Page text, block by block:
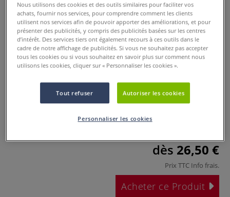
Set gouache Designer Winsor et
Newton
0 Commentaires
Idéal pour illustration, design et Mixed Me
dès 26,50 €
Prix TTC Info frais.
Acheter ce Produit
Nous utilisons des cookies et des outils similaires pour faciliter vos
achats, fournir nos services, pour comprendre comment les clients
utilisent nos services afin de pouvoir apporter des améliorations, et pour
présenter des publicités, y compris des publicités basées sur les centres
d’intérêt. Des services tiers ont également recours à ces outils dans le
cadre de notre affichage de publicités. Si vous ne souhaitez pas accepter
tous les cookies ou si vous souhaitez en savoir plus sur comment nous
utilisons les cookies, cliquer sur « Personnaliser les cookies ».
Tout refuser Autoriser les cookies
Personnaliser les cookies